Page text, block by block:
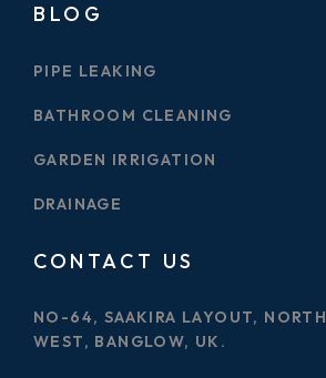
BLOG
PIPE LEAKING
BATHROOM CLEANING
GARDEN IRRIGATION
DRAINAGE
CONTACT US
NO-64, SAAKIRA LAYOUT, NORTH
WEST, BANGLOW, UK.